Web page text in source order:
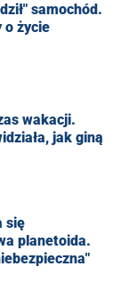
samochód.
o życie
wakacji.
jak giną
się
planetoida.